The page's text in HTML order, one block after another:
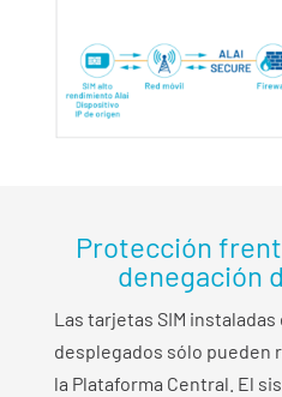
Protección
denegación
Las tarjetas SIM
desplegados sólo pueden
la Plataforma Central. El